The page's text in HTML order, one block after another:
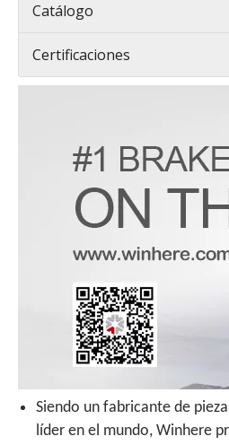
Catálogo
Certificaciones
Siendo un fabricante de
líder en el mundo, Winhere